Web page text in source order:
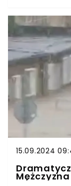
Stronia
z jaką żywioł
15.09.2024